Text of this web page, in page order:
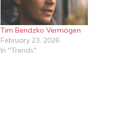
Tim Bendzko Vermögen
February 23, 2026
In "Trends"